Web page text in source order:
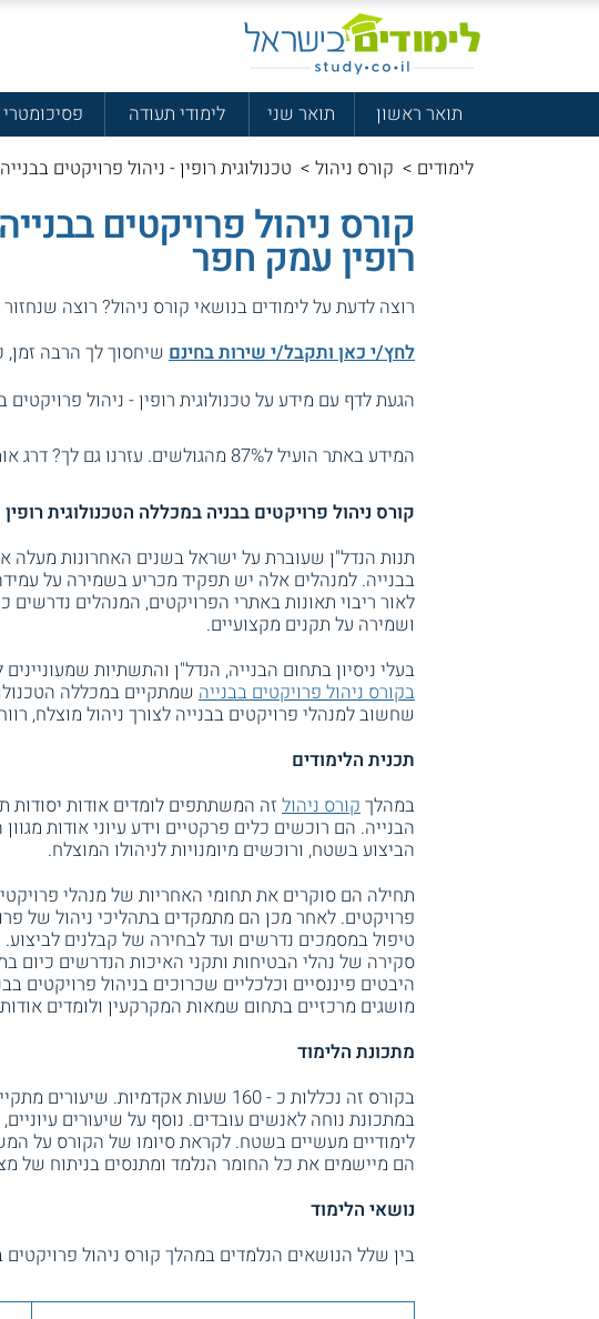
תואר ראשון תואר שני לימודי תעודה פסיכומטרי
לימודים > קורס ניהול > טכנולוגית רופין - ניהול פרויקטים בבנייה
קורס ניהול פרויקטים
רופין עמק חפר
רוצה לדעת על לימודים בנושאי קורס ניהול? רוצה
לחץ/י כאן ותקבל/י שירות בחינם שיחסוך לך הרבה
הגעת לדף עם מידע על טכנולוגית רופין - ניהול פרויקטים
המידע באתר הועיל ל87% מהגולשים.
עזרנו גם לך? דרג
קורס ניהול פרויקטים בבניה במכללה הטכנולוגית
תנות הנדל"ן שעוברת על ישראל בשנים האחרונות מעלה
בבנייה. למנהלים אלה יש תפקיד מכריע בשמירה על
לאור ריבוי תאונות באתרי הפרויקטים, המנהלים נדרשים
ושמירה על תקנים מקצועיים.
בעלי ניסיון בתחום הבנייה, הנדל"ן והתשתיות
בקורס ניהול פרויקטים בבנייה שמתקיים במכללה
שחשוב למנהלי פרויקטים בבנייה לצורך ניהול מוצלח,
תכנית הלימודים
במהלךקורס ניהול זה המשתתפים לומדים אודות יסודות
הבנייה. הם רוכשים כלים פרקטיים וידע עיוני אודות
הביצוע בשטח, ורוכשים מיומנויות לניהולו המוצלח.
פרויקטים. לאחר מכן הם מתמקדים בתהליכי ניהול של
טיפול במסמכים נדרשים ועד לבחירה של קבלנים
סקירה של נהלי הבטיחות ותקני האיכות הנדרשים כיום
היבטים פיננסיים וכלכליים שכרוכים בניהול פרויקטים
מושגים מרכזיים בתחום שמאות המקרקעין ולומדים
מתכונת הלימוד
בקורס זה נכללות כ - 160 שעות
במתכונת נוחה לאנשים עובדים. נוסף על שיעורים
לימודיים מעשיים בשטח. לקראת סיומו של הקורס על
הם מיישמים את כל החומר הנלמד ומתנסים בניתוח של
נושאי הלימוד
בין שלל הנושאים הנלמדים במהלך קורס ניהול פרויקטים